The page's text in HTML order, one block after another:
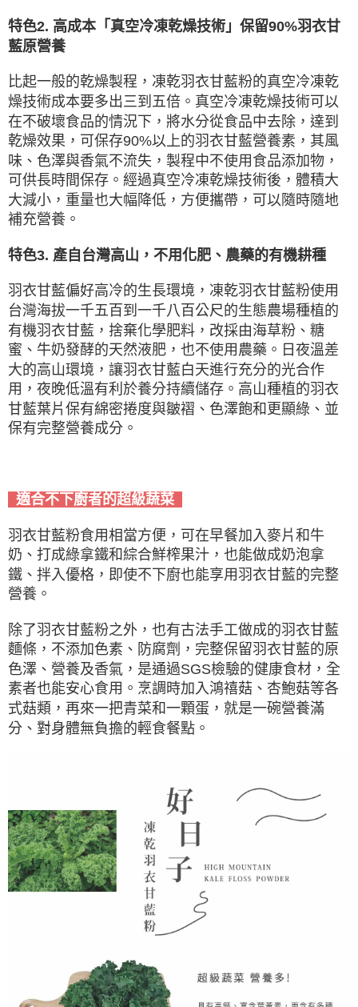
特色2. 高成本「真空冷凍乾燥技術」保留90%羽衣甘
藍原營養
比起一般的乾燥製程，凍乾羽衣甘藍粉的真空冷凍乾
燥技術成本要多出三到五倍。真空冷凍乾燥技術可以
在不破壞食品的情況下，將水分從食品中去除，達到
乾燥效果，可保存90%以上的羽衣甘藍營養素，其風
味、色澤與香氣不流失，製程中不使用食品添加物，
可供長時間保存。經過真空冷凍乾燥技術後，體積大
大減小，重量也大幅降低，方便攜帶，可以隨時隨地
補充營養。
特色3. 產自台灣高山，不用化肥、農藥的有機耕種
羽衣甘藍偏好高冷的生長環境，凍乾羽衣甘藍粉使用
台灣海拔一千五百到一千八百公尺的生態農場種植的
有機羽衣甘藍，捨棄化學肥料，改採由海草粉、糖
蜜、牛奶發酵的天然液肥，也不使用農藥。日夜溫差
大的高山環境，讓羽衣甘藍白天進行充分的光合作
用，夜晚低溫有利於養分持續儲存。高山種植的羽衣
甘藍葉片保有綿密捲度與皺褶、色澤飽和更顯綠、並
保有完整營養成分。
適合不下廚者的超級蔬菜
羽衣甘藍粉食用相當方便，可在早餐加入麥片和牛
奶、打成綠拿鐵和綜合鮮榨果汁，也能做成奶泡拿
鐵、拌入優格，即使不下廚也能享用羽衣甘藍的完整
營養。
除了羽衣甘藍粉之外，也有古法手工做成的羽衣甘藍
麵條，不添加色素、防腐劑，完整保留羽衣甘藍的原
色澤、營養及香氣，是通過SGS檢驗的健康食材，全
素者也能安心食用。烹調時加入鴻禧菇、杏鮑菇等各
式菇類，再來一把青菜和一顆蛋，就是一碗營養滿
分、對身體無負擔的輕食餐點。